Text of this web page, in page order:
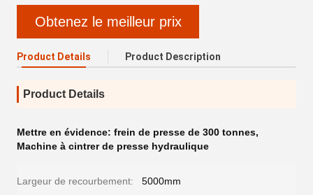
Obtenez le meilleur prix
Product Details Product Description
Product Details
Mettre en évidence: frein de presse de 300 tonnes,
Machine à cintrer de presse hydraulique
Largeur de recourbement: 5000mm